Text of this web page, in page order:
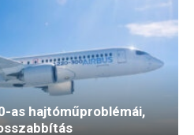
as hajtóműproblémái,